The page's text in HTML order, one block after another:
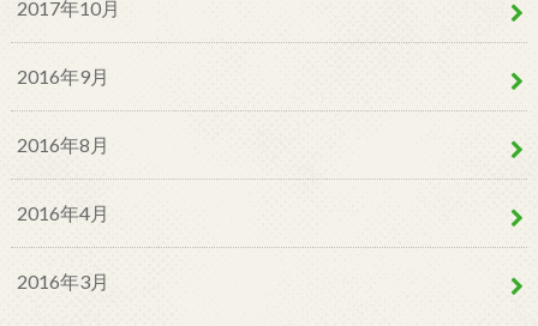
2017年10月
2016年9月
2016年8月
2016年4月
2016年3月